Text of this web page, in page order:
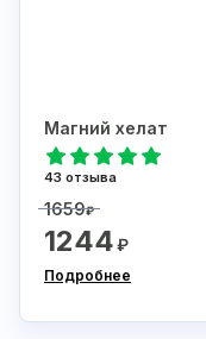
Магний хелат
43 отзыва
1659₽
1244₽
Подробнее